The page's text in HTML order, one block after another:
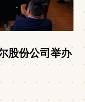
股份公司举办